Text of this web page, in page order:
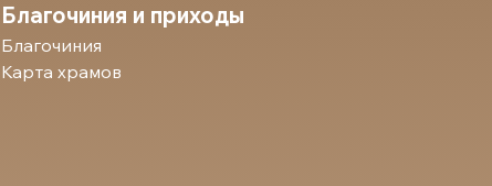
Благочиния и приходы
Благочиния
Карта храмов